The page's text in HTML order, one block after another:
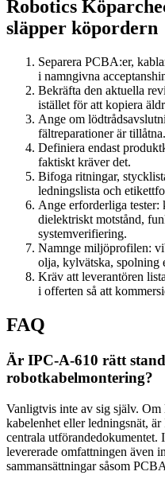
Robotics
släpper köpordern
Separera PCBA:er,
i namngivna
Bekräfta den aktuella
istället för att kopiera
Ange om
fältreparationer är tillåtna.
Definiera endast
faktiskt kräver det.
Bifoga ritningar,
ledningslista och
Ange erforderliga tester:
dielektriskt motstånd,
systemverifiering.
Namnge miljöprofilen:
olja, kylvätska, spolning
Kräv att leverantören
i offerten så att
FAQ
Är IPC-A-610 rätt
robotkabelmontering?
Vanligtvis inte av sig själv. Om
kabelenhet eller ledningsnät,
centrala
levererade omfattningen även
sammansättningar såsom